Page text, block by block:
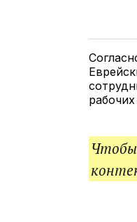
Чтобы